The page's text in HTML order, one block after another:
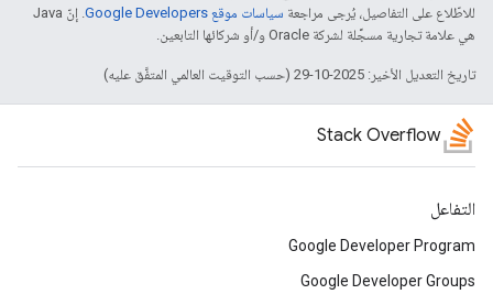
للاطّلاع على التفاصيل، يُرجى مراجعة سياسات موقع Google Developers‏
. إنّ Java
هي علامة تجارية مسجَّلة لشركة Oracle و/أو شركائها التابعين.
تاريخ التعديل الأخير: 2025-10-29 (حسب التوقيت العالمي المتفَّق عليه)
Stack Overflow
التفاعل
Google Developer Program
Google Developer Groups